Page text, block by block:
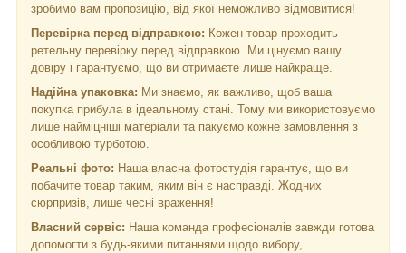
зробимо вам пропозицію, від якої неможливо відмовитися!
Перевірка перед відправкою: Кожен товар проходить
ретельну перевірку перед відправкою. Ми цінуємо вашу
довіру і гарантуємо, що ви отримаєте лише найкраще.
Надійна упаковка: Ми знаємо, як важливо, щоб ваша
покупка прибула в ідеальному стані. Тому ми використовуємо
лише найміцніші матеріали та пакуємо кожне замовлення з
особливою турботою.
Реальні фото: Наша власна фотостудія гарантує, що ви
побачите товар таким, яким він є насправді. Жодних
сюрпризів, лише чесні враження!
Власний сервіс: Наша команда професіоналів завжди готова
допомогти з будь-якими питаннями щодо вибору,